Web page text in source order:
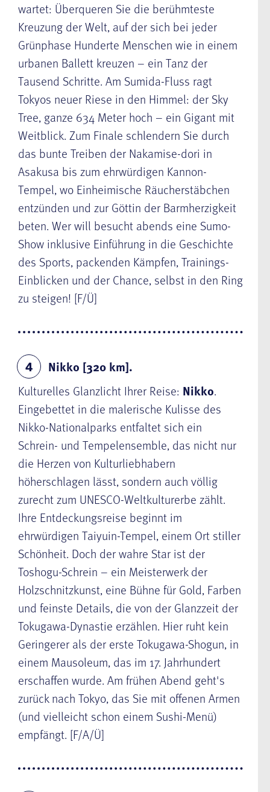
wartet: Überqueren Sie die berühmteste
Kreuzung der Welt, auf der sich bei jeder
Grünphase Hunderte Menschen wie in einem
urbanen Ballett kreuzen – ein Tanz der
Tausend Schritte. Am Sumida-Fluss ragt
Tokyos neuer Riese in den Himmel: der Sky
Tree, ganze 634 Meter hoch – ein Gigant mit
Weitblick. Zum Finale schlendern Sie durch
das bunte Treiben der Nakamise-dori in
Asakusa bis zum ehrwürdigen Kannon-
Tempel, wo Einheimische Räucherstäbchen
entzünden und zur Göttin der Barmherzigkeit
beten. Wer will besucht abends eine Sumo-
Show inklusive Einführung in die Geschichte
des Sports, packenden Kämpfen, Trainings-
Einblicken und der Chance, selbst in den Ring
zu steigen! [F/Ü]
4
Nikko [320 km].
Kulturelles Glanzlicht Ihrer Reise: Nikko.
Eingebettet in die malerische Kulisse des
Nikko-Nationalparks entfaltet sich ein
Schrein- und Tempelensemble, das nicht nur
die Herzen von Kulturliebhabern
höherschlagen lässt, sondern auch völlig
zurecht zum UNESCO-Weltkulturerbe zählt.
Ihre Entdeckungsreise beginnt im
ehrwürdigen Taiyuin-Tempel, einem Ort stiller
Schönheit. Doch der wahre Star ist der
Toshogu-Schrein – ein Meisterwerk der
Holzschnitzkunst, eine Bühne für Gold, Farben
und feinste Details, die von der Glanzzeit der
Tokugawa-Dynastie erzählen. Hier ruht kein
Geringerer als der erste Tokugawa-Shogun, in
einem Mausoleum, das im 17. Jahrhundert
erschaffen wurde. Am frühen Abend geht's
zurück nach Tokyo, das Sie mit offenen Armen
(und vielleicht schon einem Sushi-Menü)
empfängt. [F/A/Ü]